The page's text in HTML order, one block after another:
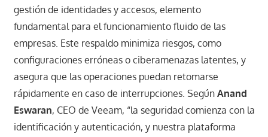
gestión de identidades y accesos, elemento
fundamental para el funcionamiento fluido de las
empresas. Este respaldo minimiza riesgos, como
configuraciones erróneas o ciberamenazas latentes, y
asegura que las operaciones puedan retomarse
rápidamente en caso de interrupciones. Según Anand
Eswaran, CEO de Veeam, “la seguridad comienza con la
identificación y autenticación, y nuestra plataforma